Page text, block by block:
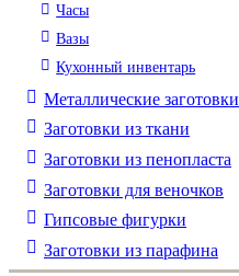
Часы
Вазы
Кухонный инвентарь
Металлические заготовки
Заготовки из ткани
Заготовки из пенопласта
Заготовки для веночков
Гипсовые фигурки
Заготовки из парафина